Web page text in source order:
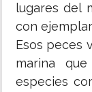
lugares del
con
Esos peces
marina
especies